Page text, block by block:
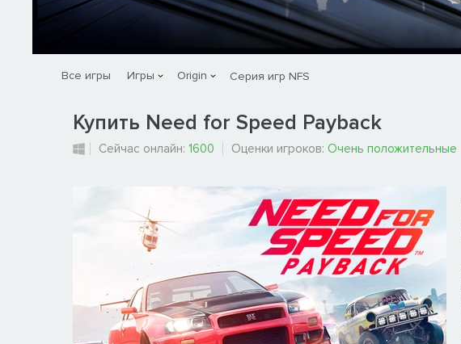
Все игры Игры Origin Серия игр NFS
Купить Need for Speed Payback
Сейчас онлайн: 1600 Оценки игроков: Очень положительные